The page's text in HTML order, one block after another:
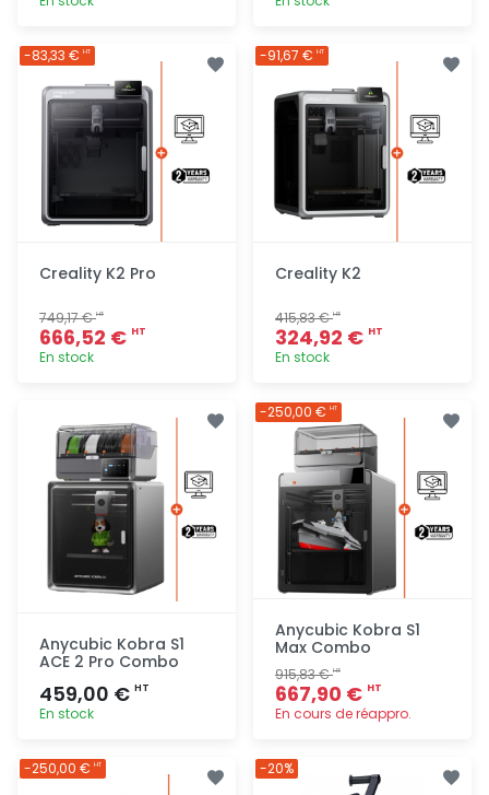
Creality K2 Pro
749,17 €HT
666,52 € HT
En stock
rapide
-83,33 € HT
Creality K2
415,83 €HT
324,92 € HT
En stock
rapide
-91,67 € HT
Anycubic Kobra S1
ACE 2 Pro Combo
459,00 € HT
En stock
Anycubic Kobra S1
Max Combo
915,83 €HT
667,90 € HT
En cours de réappro.
rapide
-250,00 € HT
-250,00 € HT -20%